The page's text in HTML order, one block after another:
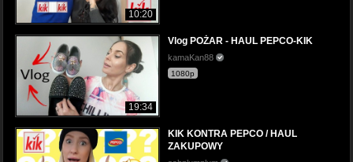
10:20
19:34
Vlog POŻAR - HAUL PEPCO-KIK
kamaKan88
1080p
KIK KONTRA PEPCO / HAUL
ZAKUPOWY